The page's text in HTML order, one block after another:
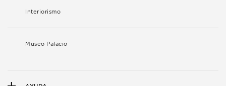
Interiorismo
Museo Palacio